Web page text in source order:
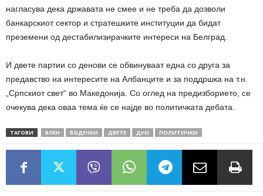
нагласува дека државата не смее и не треба да дозволи
банкарскиот сектор и стратешките институции да бидат
преземени од дестабилизирачките интереси на Белград.
И двете партии со денови се обвинуваат една со друга за
предавство на интересите на Албанците и за поддршка на т.н.
„Српскиот свет“ во Македонија. Со оглед на предизборието, се
очекува дека оваа тема ќе се најде во политичката дебата.
ТАГОВИ ВЛЕН ВОДЕЧКИ ДВЕТЕ ДУИ ПОЛИТИЧКИ